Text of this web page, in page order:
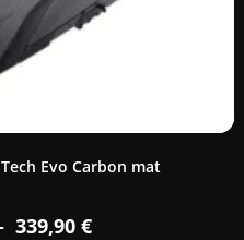
Evo Carbon mat
339,90 €